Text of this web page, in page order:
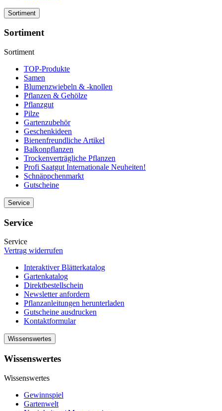
Sortiment
Sortiment
Sortiment
TOP-Produkte
Samen
Blumenzwiebeln & -knollen
Pflanzen & Gehölze
Pflanzgut
Pilze
Gartenzubehör
Geschenkideen
Bienenfreundliche Artikel
Balkonpflanzen
Trockenverträgliche Pflanzen
Profi Saatgut Internationale Neuheiten!
Schnäppchenmarkt
Gutscheine
Service
Service
Service
Vertrag widerrufen
Interaktiver Blätterkatalog
Gartenkatalog
Direktbestellschein
Newsletter anfordern
Pflanzanleitungen herunterladen
Gutscheine ausdrucken
Kontaktformular
Wissenswertes
Wissenswertes
Wissenswertes
Gewinnspiel
Gartenwelt